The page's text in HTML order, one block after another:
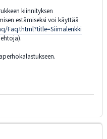
kiinnityksen
estämiseksi voi käyttää
Faq.thtml?title=Siimalenkki